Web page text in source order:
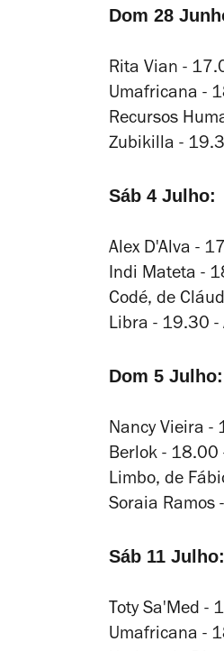
Dom 28
Rita Vian -
Umafricana -
Recursos
Zubikilla -
Sáb 4 Julho:
Alex D'Alva -
Indi Mateta -
Codé, de
Libra - 19.30 -
Dom 5 Julho:
Nancy Vieira -
Berlok - 18.00
Limbo, de
Soraia Ramos
Sáb 11 Julho:
Toty Sa'Med -
Umafricana -